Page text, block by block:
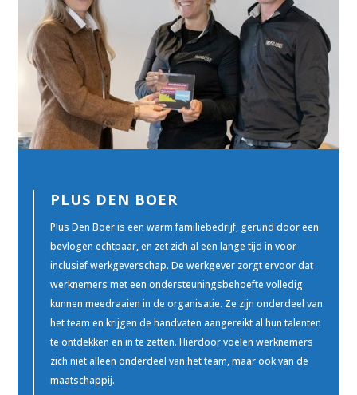
PLUS DEN BOER
Plus Den Boer is een warm familiebedrijf, gerund door een
bevlogen echtpaar, en zet zich al een lange tijd in voor
inclusief werkgeverschap. De werkgever zorgt ervoor dat
werknemers met een ondersteuningsbehoefte volledig
kunnen meedraaien in de organisatie. Ze zijn onderdeel van
het team en krijgen de handvaten aangereikt al hun talenten
te ontdekken en in te zetten. Hierdoor voelen werknemers
zich niet alleen onderdeel van het team, maar ook van de
maatschappij.